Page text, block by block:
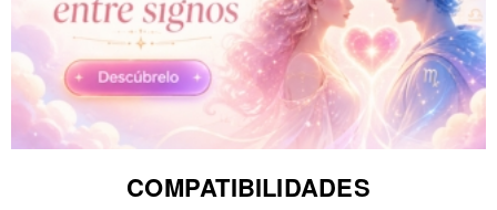
COMPATIBILIDADES